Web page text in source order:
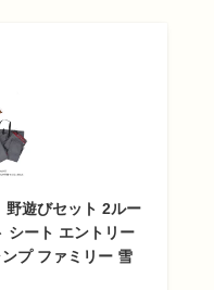
遊びセット 2ルー
シート エントリー
プ ファミリー 雪